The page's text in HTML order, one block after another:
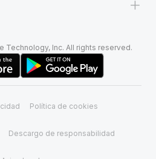
Technology, Inc. All rights reserved.
Política de cookies
Descargo de responsabilidad